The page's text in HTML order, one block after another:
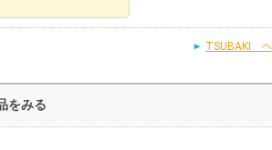
TSUBAKI ヘ
をみる